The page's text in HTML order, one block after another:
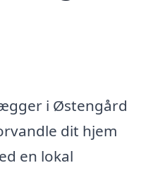
i Østengård
dit hjem
en lokal